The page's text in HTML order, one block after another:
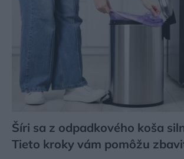
Šíri sa z odpadkového koša
Tieto kroky vám pomôžu